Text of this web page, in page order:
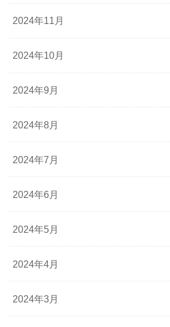
2024年11月
2024年10月
2024年9月
2024年8月
2024年7月
2024年6月
2024年5月
2024年4月
2024年3月